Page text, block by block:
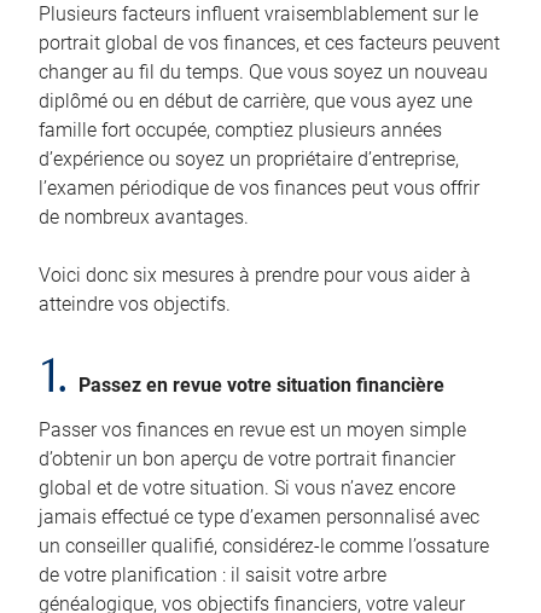
Plusieurs facteurs influent vraisemblablement sur le
portrait global de vos finances, et ces facteurs peuvent
changer au fil du temps. Que vous soyez un nouveau
diplômé ou en début de carrière, que vous ayez une
famille fort occupée, comptiez plusieurs années
d’expérience ou soyez un propriétaire d’entreprise,
l’examen périodique de vos finances peut vous offrir
de nombreux avantages.
Voici donc six mesures à prendre pour vous aider à
atteindre vos objectifs.
1.
Passez en revue votre situation financière
Passer vos finances en revue est un moyen simple
d’obtenir un bon aperçu de votre portrait financier
global et de votre situation. Si vous n’avez encore
jamais effectué ce type d’examen personnalisé avec
un conseiller qualifié, considérez-le comme l’ossature
de votre planification : il saisit votre arbre
généalogique, vos objectifs financiers, votre valeur